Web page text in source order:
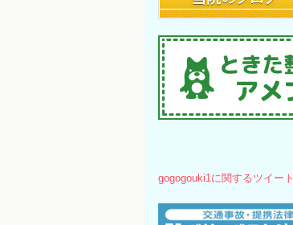
gogogouki1に関するツイート